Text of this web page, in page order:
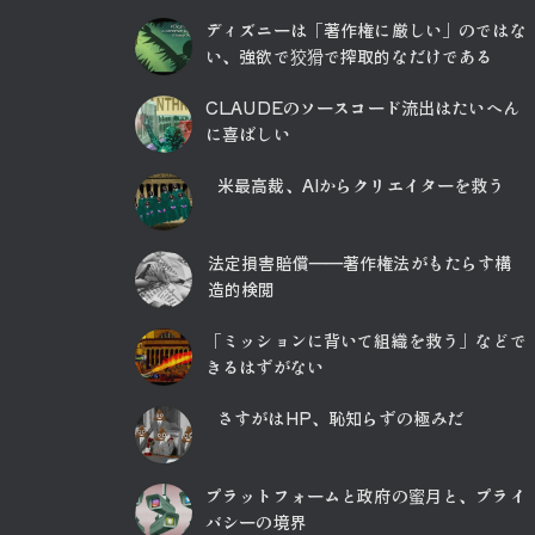
ディズニーは「著作権に厳しい」のではな
い、強欲で狡猾で搾取的なだけである
CLAUDEのソースコード流出はたいへん
に喜ばしい
米最高裁、AIからクリエイターを救う
法定損害賠償――著作権法がもたらす構
造的検閲
「ミッションに背いて組織を救う」などで
きるはずがない
さすがはHP、恥知らずの極みだ
プラットフォームと政府の蜜月と、プライ
バシーの境界